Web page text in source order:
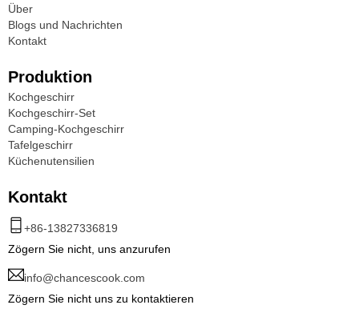
Über
Blogs und Nachrichten
Kontakt
Produktion
Kochgeschirr
Kochgeschirr-Set
Camping-Kochgeschirr
Tafelgeschirr
Küchenutensilien
Kontakt
+86-13827336819
Zögern Sie nicht, uns anzurufen
info@chancescook.com
Zögern Sie nicht uns zu kontaktieren